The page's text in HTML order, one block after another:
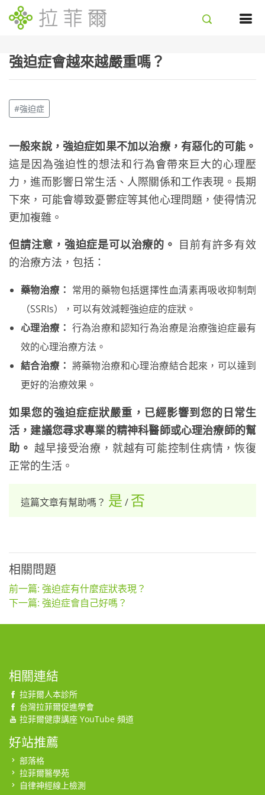
強迫症會越來越嚴重嗎？
#強迫症
一般來說，強迫症如果不加以治療，有惡化的可能。
這是因為強迫性的想法和行為會帶來巨大的心理壓
力，進而影響日常生活、人際關係和工作表現。長期
下來，可能會導致憂鬱症等其他心理問題，使得情況
更加複雜。
但請注意，強迫症是可以治療的。 目前有許多有效
的治療方法，包括：
藥物治療： 常用的藥物包括選擇性血清素再吸收抑制劑
（SSRIs），可以有效減輕強迫症的症狀。
心理治療： 行為治療和認知行為治療是治療強迫症最有
效的心理治療方法。
結合治療： 將藥物治療和心理治療結合起來，可以達到
更好的治療效果。
如果您的強迫症症狀嚴重，已經影響到您的日常生
活，建議您尋求專業的精神科醫師或心理治療師的幫
助。 越早接受治療，就越有可能控制住病情，恢復
正常的生活。
這篇文章有幫助嗎？ 是 / 否
相關問題
前一篇: 強迫症有什麼症狀表現？
下一篇: 強迫症會自己好嗎？
相關連結
拉菲爾人本診所
台灣拉菲爾促進學會
拉菲爾健康講座 YouTube 頻道
好站推薦
部落格
拉菲爾醫學苑
自律神經線上檢測